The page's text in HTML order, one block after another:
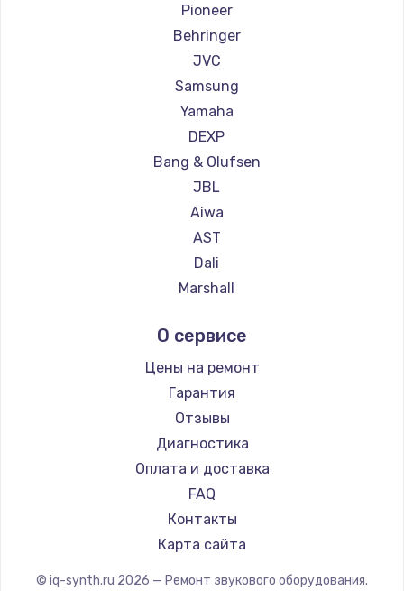
Pioneer
Behringer
JVC
Samsung
Yamaha
DEXP
Bang & Olufsen
JBL
Aiwa
AST
Dali
Marshall
О сервисе
Цены на ремонт
Гарантия
Отзывы
Диагностика
Оплата и доставка
FAQ
Контакты
Карта сайта
© iq-synth.ru 2026 — Ремонт звукового оборудования.